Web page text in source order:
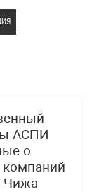
АСПИ
о
компаний
Чижа